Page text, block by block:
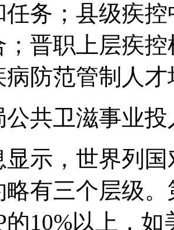
任务；县级疾
；晋职上层疾
病防范管制人
公共卫滋事业投
示，世界列
略有三个层级
的10%以上，